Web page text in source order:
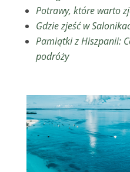
Potrawy, które warto
Gdzie zjeść w
Pamiątki z Hiszpanii:
podróży